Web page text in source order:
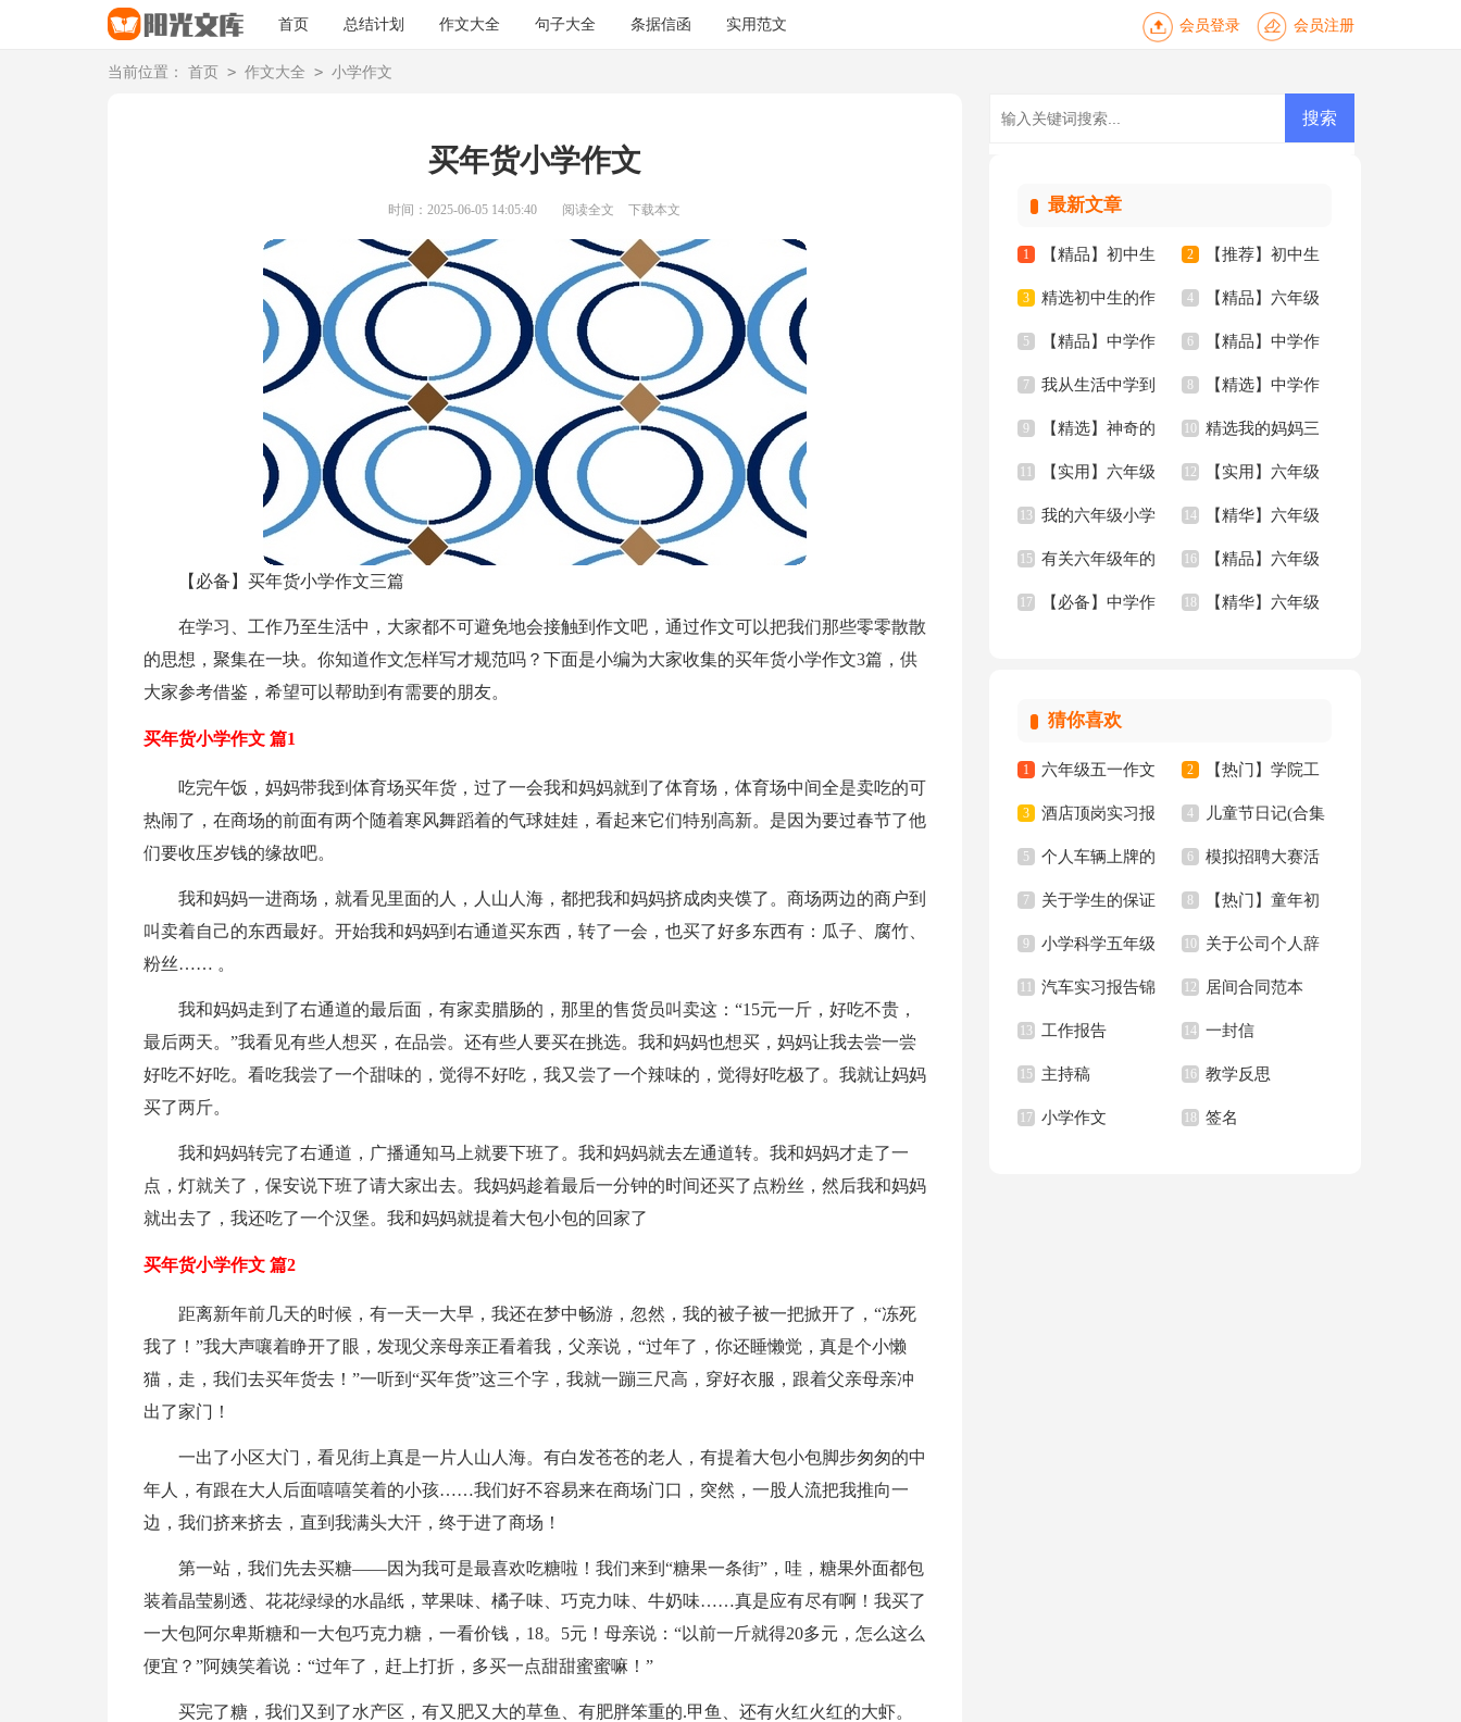
首页 总结计划 作文大全 句子大全 条据信函 实用范文 会员登录 会员注册
当前位置： 首页 > 作文大全 > 小学作文
买年货小学作文
时间：2025-06-05 14:05:40 阅读全文 下载本文
【必备】买年货小学作文三篇
在学习、工作乃至生活中，大家都不可避免地会接触到作文吧，通过作文可以把我们那些零零散散
的思想，聚集在一块。你知道作文怎样写才规范吗？下面是小编为大家收集的买年货小学作文3篇，供
大家参考借鉴，希望可以帮助到有需要的朋友。
买年货小学作文 篇1
吃完午饭，妈妈带我到体育场买年货，过了一会我和妈妈就到了体育场，体育场中间全是卖吃的可
热闹了，在商场的前面有两个随着寒风舞蹈着的气球娃娃，看起来它们特别高新。是因为要过春节了他
们要收压岁钱的缘故吧。
我和妈妈一进商场，就看见里面的人，人山人海，都把我和妈妈挤成肉夹馍了。商场两边的商户到
叫卖着自己的东西最好。开始我和妈妈到右通道买东西，转了一会，也买了好多东西有：瓜子、腐竹、
粉丝…… 。
我和妈妈走到了右通道的最后面，有家卖腊肠的，那里的售货员叫卖这：“15元一斤，好吃不贵，
最后两天。”我看见有些人想买，在品尝。还有些人要买在挑选。我和妈妈也想买，妈妈让我去尝一尝
好吃不好吃。看吃我尝了一个甜味的，觉得不好吃，我又尝了一个辣味的，觉得好吃极了。我就让妈妈
买了两斤。
我和妈妈转完了右通道，广播通知马上就要下班了。我和妈妈就去左通道转。我和妈妈才走了一
点，灯就关了，保安说下班了请大家出去。我妈妈趁着最后一分钟的时间还买了点粉丝，然后我和妈妈
就出去了，我还吃了一个汉堡。我和妈妈就提着大包小包的回家了
买年货小学作文 篇2
距离新年前几天的时候，有一天一大早，我还在梦中畅游，忽然，我的被子被一把掀开了，“冻死
我了！”我大声嚷着睁开了眼，发现父亲母亲正看着我，父亲说，“过年了，你还睡懒觉，真是个小懒
猫，走，我们去买年货去！”一听到“买年货”这三个字，我就一蹦三尺高，穿好衣服，跟着父亲母亲冲
出了家门！
一出了小区大门，看见街上真是一片人山人海。有白发苍苍的老人，有提着大包小包脚步匆匆的中
年人，有跟在大人后面嘻嘻笑着的小孩……我们好不容易来在商场门口，突然，一股人流把我推向一
边，我们挤来挤去，直到我满头大汗，终于进了商场！
第一站，我们先去买糖——因为我可是最喜欢吃糖啦！我们来到“糖果一条街”，哇，糖果外面都包
装着晶莹剔透、花花绿绿的水晶纸，苹果味、橘子味、巧克力味、牛奶味……真是应有尽有啊！我买了
一大包阿尔卑斯糖和一大包巧克力糖，一看价钱，18。5元！母亲说：“以前一斤就得20多元，怎么这么
便宜？”阿姨笑着说：“过年了，赶上打折，多买一点甜甜蜜蜜嘛！”
买完了糖，我们又到了水产区，有又肥又大的草鱼、有肥胖笨重的.甲鱼、还有火红火红的大虾。
最新文章
1 【精品】初中生
作文合集十篇
2 【推荐】初中生
的作文三篇
3 精选初中生的作
文四篇
4 【精品】六年级
年的作文3篇
5 【精品】中学作
文400字九篇
6 【精品】中学作
文汇总九篇
7 我从生活中学到
了语文作文(15篇)
8 【精选】中学作
文600字合集8篇
9 【精选】神奇的
三年级作文300字锦
集八篇
10 精选我的妈妈三
年级作文锦集四篇
11 【实用】六年级
作文300字汇编8篇
12 【实用】六年级
小学生作文锦集八篇
13 我的六年级小学
作文集合7篇
14 【精华】六年级
作文300字汇总8篇
15 有关六年级年的
作文300字锦集7篇
16 【精品】六年级
的作文集锦5篇
17 【必备】中学作 18 【精华】六年级
猜你喜欢
1 六年级五一作文
300字集锦7篇
2 【热门】学院工
作计划四篇
3 酒店顶岗实习报
告十篇
4 儿童节日记(合集
15篇)
5 个人车辆上牌的
委托书
6 模拟招聘大赛活
动总结
7 关于学生的保证
书汇总八篇
8 【热门】童年初
中作文300字集锦十
篇
9 小学科学五年级
上册教学计划
10 关于公司个人辞
职报告汇总6篇
11 汽车实习报告锦
集八篇
12 居间合同范本
13 工作报告 14 一封信
15 主持稿 16 教学反思
17 小学作文 18 签名